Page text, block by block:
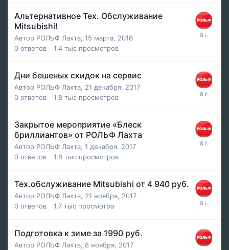
Альтернативное Тех. Обслуживание
Mitsubishi!
Автор РОЛЬФ Лахта, 15 марта, 2018
0 ответов 1,4 тыс просмотров
Дни бешеных скидок на сервис
Автор РОЛЬФ Лахта, 21 декабря, 2017
0 ответов 1,8 тыс просмотров
Закрытое мероприятие «Блеск
бриллиантов» от РОЛЬФ Лахта
Автор РОЛЬФ Лахта, 1 декабря, 2017
0 ответов 1,8 тыс просмотров
Тех.обслуживание Mitsubishi от 4 940 руб.
Автор РОЛЬФ Лахта, 21 ноября, 2017
0 ответов 1,7 тыс просмотра
Подготовка к зиме за 1990 руб.
Автор РОЛЬФ Лахта, 8 ноября, 2017